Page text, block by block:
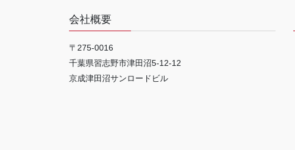
会社概要
〒275-0016
千葉県習志野市津田沼5-12-12
京成津田沼サンロードビル